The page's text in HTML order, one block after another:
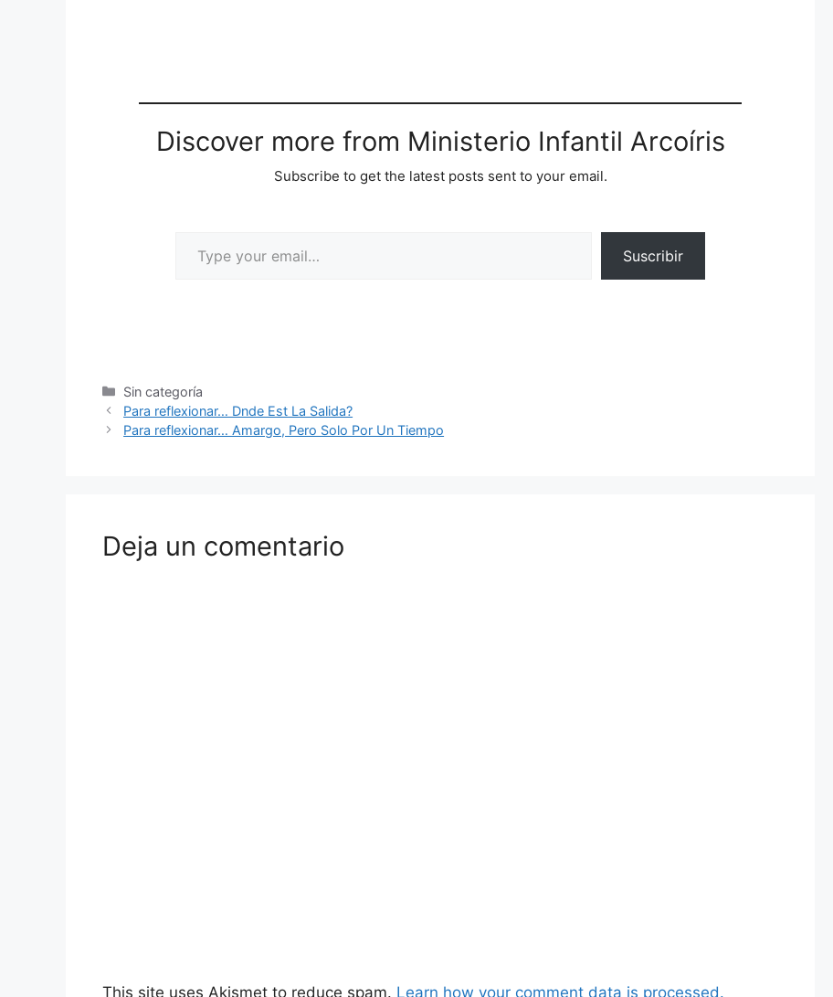
Discover more from Ministerio Infantil Arcoíris
Subscribe to get the latest posts sent to your email.
Suscribir
Sin categoría
Para reflexionar… Dnde Est La Salida?
Para reflexionar… Amargo, Pero Solo Por Un Tiempo
Deja un comentario
This site uses Akismet to reduce spam. Learn how your comment data is processed.